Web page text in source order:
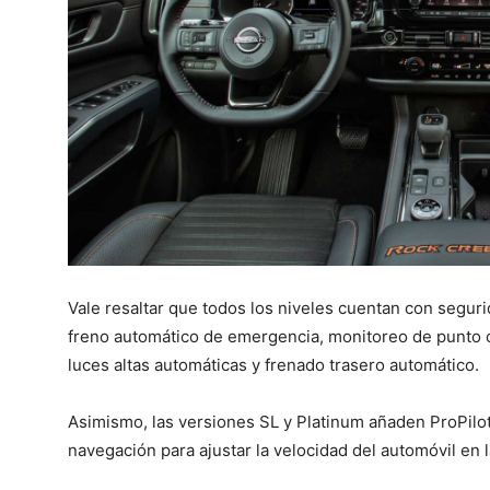
Vale resaltar que todos los niveles cuentan con
freno automático de emergencia, monitoreo de
luces altas automáticas y frenado trasero automático.
Asimismo, las versiones SL y Platinum añaden
navegación para ajustar la velocidad del automóvil en